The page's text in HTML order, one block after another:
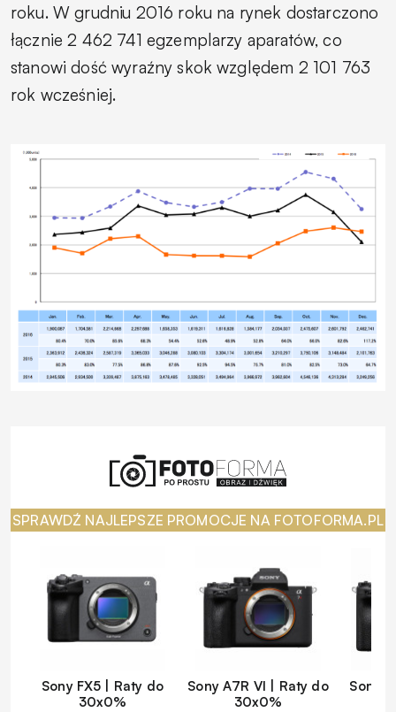
roku. W grudniu 2016 roku na rynek dostarczono
łącznie 2 462 741 egzemplarzy aparatów, co
stanowi dość wyraźny skok względem 2 101 763
rok wcześniej.
SPRAWDŹ NAJLEPSZE PROMOCJE NA FOTOFORMA.PL
Sony FX5 | Raty do
30x0%
Sony A7R VI | Raty do
30x0%
Sony